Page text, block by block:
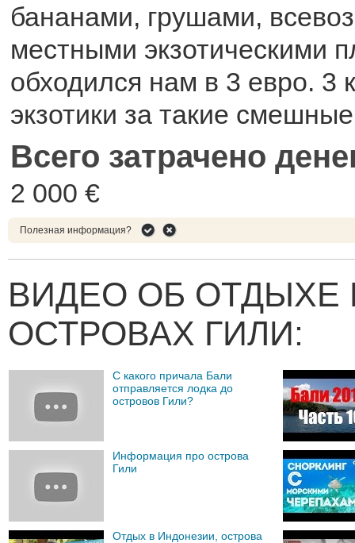
бананами, грушами,
местными экзотическими
обходился нам в 3 евро. 3
экзотики за такие
Всего затрачено
2 000 €
Полезная информация?
ВИДЕО ОБ ОТДЫХЕ
ОСТРОВАХ ГИЛИ:
С какого причала Бали
отправляется лодка до
островов Гили?
Информация про острова
Гили
Отдых в Индонезии, острова